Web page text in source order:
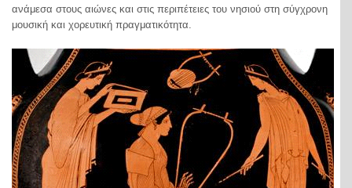
ανάμεσα στους αιώνες και στις περιπέτειες του νησιού στη σύγχρονη
μουσική και χορευτική πραγματικότητα.